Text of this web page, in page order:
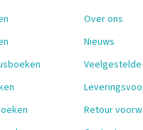
Over ons
Nieuws
Retour